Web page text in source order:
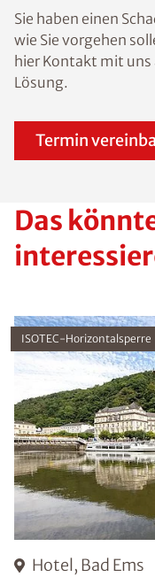
Sie haben einen
wie Sie vorgehen
hier Kontakt mit uns
Lösung.
Termin
Das
Hotel, Bad Ems
ISOTEC-Horizontalsperre